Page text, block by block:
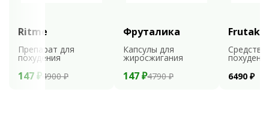
Ritme
Препарат для
похудения
147 ₽ 4900 ₽
Фруталика
Капсулы для
жиросжигания
147 ₽4790 ₽
6490 ₽